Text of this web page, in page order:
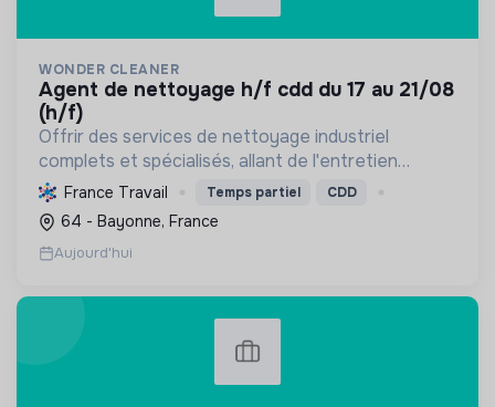
WONDER CLEANER
agent de nettoyage h/f cdd du 17 au 21/08
(h/f)
Offrir des services de nettoyage industriel
complets et spécialisés, allant de l'entretien
courant aux remises en état, en passant par la
gestion d'événements, pour une clientèle variée.
France Travail Temps partiel CDD
64 - Bayonne, France
Aujourd'hui